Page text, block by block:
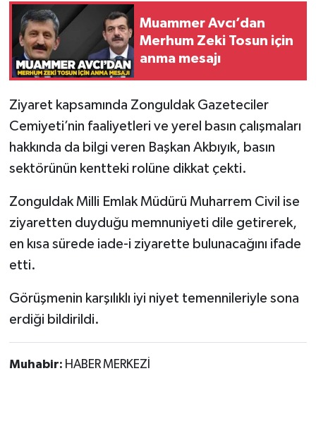
Muammer Avcı’dan
Merhum Zeki Tosun için
anma mesajı
Ziyaret kapsamında Zonguldak Gazeteciler
Cemiyeti’nin faaliyetleri ve yerel basın çalışmaları
hakkında da bilgi veren Başkan Akbıyık, basın
sektörünün kentteki rolüne dikkat çekti.
Zonguldak Milli Emlak Müdürü Muharrem Civil ise
ziyaretten duyduğu memnuniyeti dile getirerek,
en kısa sürede iade-i ziyarette bulunacağını ifade
etti.
Görüşmenin karşılıklı iyi niyet temennileriyle sona
erdiği bildirildi.
Muhabir: HABER MERKEZİ
MAGAZİN
Politika
Resmi İlan
Röportaj
Sağlık
Spor
Yaşam